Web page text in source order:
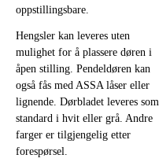
oppstillingsbare.
Hengsler kan leveres uten
mulighet for å plassere døren i
åpen stilling. Pendeldøren kan
også fås med ASSA låser eller
lignende. Dørbladet leveres som
standard i hvit eller grå. Andre
farger er tilgjengelig etter
forespørsel.